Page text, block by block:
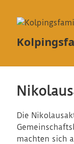
Die
machten sich